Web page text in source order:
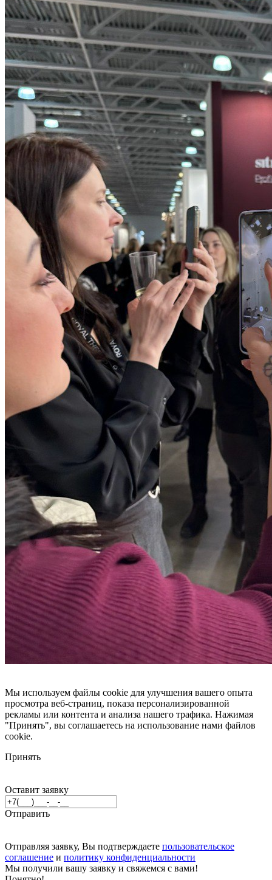
Мы используем файлы cookie для улучшения вашего опыта
просмотра веб-страниц, показа персонализированной
рекламы или контента и анализа нашего трафика. Нажимая
"Принять", вы соглашаетесь на использование нами файлов
cookie.
Принять
Оставит заявку
Отправить
Отправляя заявку, Вы подтверждаете пользовательское
соглашение и политику конфиденциальности
Мы получили вашу заявку и свяжемся с вами!